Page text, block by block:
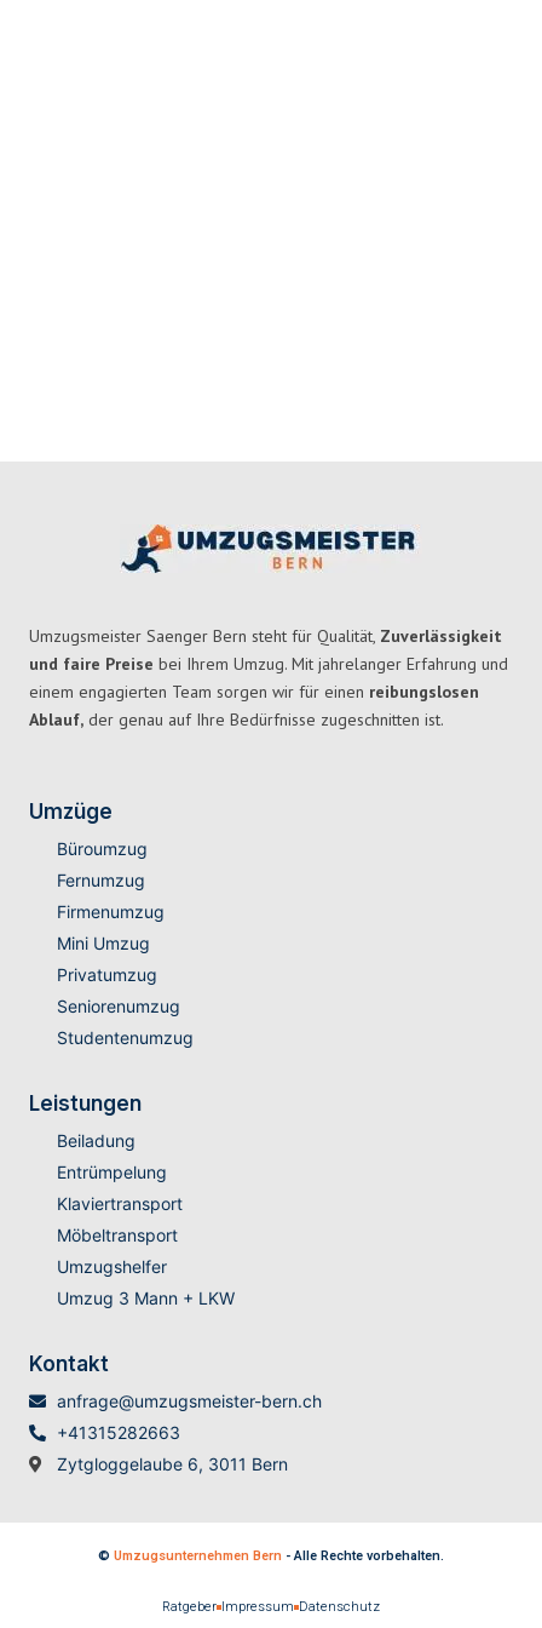
Umzugsmeister Saenger Bern steht für Qualität, Zuverlässigkeit
und faire Preise bei Ihrem Umzug. Mit jahrelanger Erfahrung und
einem engagierten Team sorgen wir für einen reibungslosen
Ablauf, der genau auf Ihre Bedürfnisse zugeschnitten ist.
Umzüge
Büroumzug
Fernumzug
Firmenumzug
Mini Umzug
Privatumzug
Seniorenumzug
Studentenumzug
Leistungen
Beiladung
Entrümpelung
Klaviertransport
Möbeltransport
Umzugshelfer
Umzug 3 Mann + LKW
Kontakt
anfrage@umzugsmeister-bern.ch
+41315282663
Zytgloggelaube 6, 3011 Bern
© Umzugsunternehmen Bern - Alle Rechte vorbehalten.
Ratgeber Impressum Datenschutz